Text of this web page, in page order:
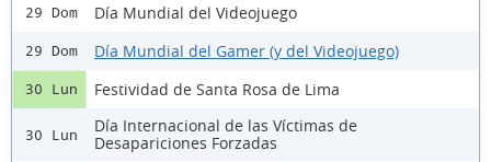
29 Dom Día Mundial del Videojuego
29 Dom Día Mundial del Gamer (y del Videojuego)
30 Lun Festividad de Santa Rosa de Lima
30 Lun
Día Internacional de las Víctimas de
Desapariciones Forzadas